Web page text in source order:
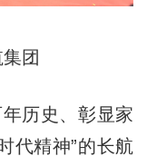
团
历史、彰显家
代精神”的长航